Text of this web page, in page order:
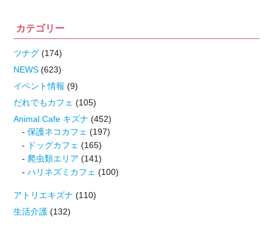
カテゴリー
ツナグ (174)
NEWS (623)
イベント情報 (9)
だれでもカフェ (105)
Animal Cafe キズナ (452)
保護ネコカフェ (197)
ドッグカフェ (165)
爬虫類エリア (141)
ハリネズミカフェ (100)
アトリエキズナ (110)
生活介護 (132)